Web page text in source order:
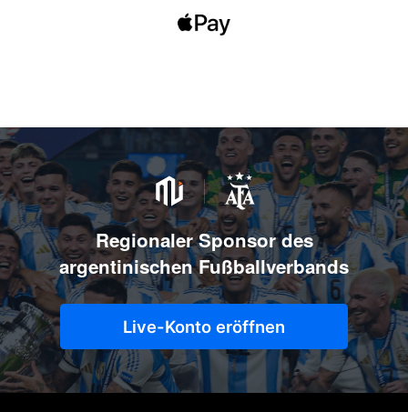
Regionaler Sponsor des
argentinischen Fußballverbands
Live-Konto eröffnen